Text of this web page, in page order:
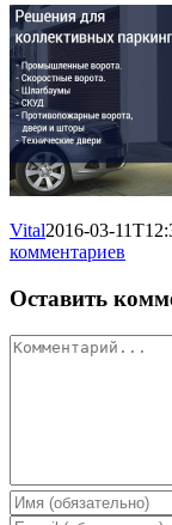
Vital2016-03-
комментариев
Оставить
Комментарий